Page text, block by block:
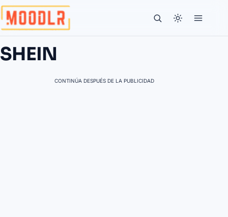
SHEIN
CONTINÚA DESPUÉS DE LA PUBLICIDAD